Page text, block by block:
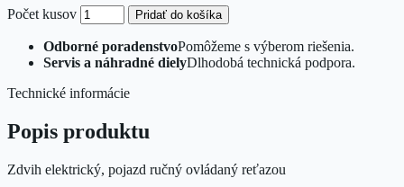
Počet kusov Pridať do košíka
Odborné poradenstvoPomôžeme s výberom riešenia.
Servis a náhradné dielyDlhodobá technická podpora.
Technické informácie
Popis produktu
Zdvih elektrický, pojazd ručný ovládaný reťazou